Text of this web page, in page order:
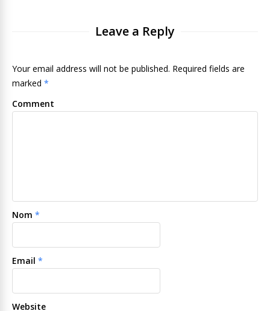
Leave a Reply
Your email address will not be published. Required fields are
marked *
Comment
Nom *
Email *
Website